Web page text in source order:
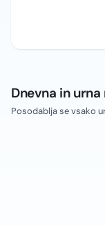
Dnevna in
Posodablja se vsako